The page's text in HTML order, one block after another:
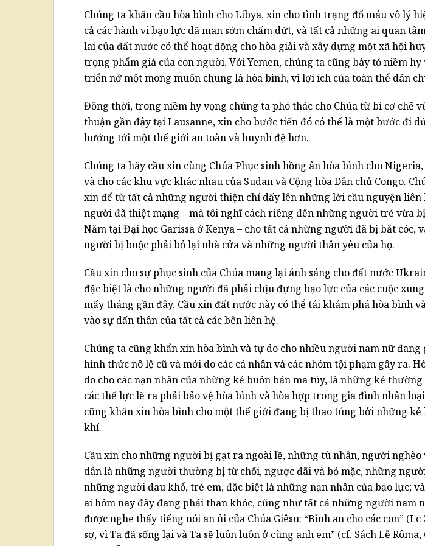
Chúng ta khẩn cầu hòa bình cho Libya, xin cho tình trạng đổ máu vô lý
cả các hành vi bạo lực dã man sớm chấm dứt, và tất cả những ai quan
lai của đất nước có thể hoạt động cho hòa giải và xây dựng một xã hội
trọng phẩm giá của con người. Với Yemen, chúng ta cũng bày tỏ niềm hy
triển nở một mong muốn chung là hòa bình, vì lợi ích của toàn thể dân
Đồng thời, trong niềm hy vọng chúng ta phó thác cho Chúa từ bi cơ chế
thuận gần đây tại Lausanne, xin cho bước tiến đó có thể là một bước đi
hướng tới một thế giới an toàn và huynh đệ hơn.
Chúng ta hãy cầu xin cùng Chúa Phục sinh hồng ân hòa bình cho
và cho các khu vực khác nhau của Sudan và Cộng hòa Dân chủ Congo.
xin để từ tất cả những người thiện chí dấy lên những lời cầu nguyện liên
người đã thiệt mạng – mà tôi nghĩ cách riêng đến những người trẻ vừa
Năm tại Đại học Garissa ở Kenya – cho tất cả những người đã bị bắt cóc,
người bị buộc phải bỏ lại nhà cửa và những người thân yêu của họ.
Cầu xin cho sự phục sinh của Chúa mang lại ánh sáng cho đất nước
đặc biệt là cho những người đã phải chịu đựng bạo lực của các cuộc
mấy tháng gần đây. Cầu xin đất nước này có thể tái khám phá hòa bình
vào sự dấn thân của tất cả các bên liên hệ.
Chúng ta cũng khẩn xin hòa bình và tự do cho nhiều người nam nữ đang
hình thức nô lệ cũ và mới do các cá nhân và các nhóm tội phạm gây ra.
do cho các nạn nhân của những kẻ buôn bán ma túy, là những kẻ
các thế lực lẽ ra phải bảo vệ hòa bình và hòa hợp trong gia đình nhân
cũng khẩn xin hòa bình cho một thế giới đang bị thao túng bởi những kẻ
khí.
Cầu xin cho những người bị gạt ra ngoài lề, những tù nhân, người
dân là những người thường bị từ chối, ngược đãi và bỏ mặc, những
những người đau khổ, trẻ em, đặc biệt là những nạn nhân của bạo lực;
ai hôm nay đây đang phải than khóc, cũng như tất cả những người nam
được nghe thấy tiếng nói an ủi của Chúa Giêsu: “Bình an cho các con” (Lc
sợ, vì Ta đã sống lại và Ta sẽ luôn luôn ở cùng anh em” (cf. Sách Lễ Rôma,